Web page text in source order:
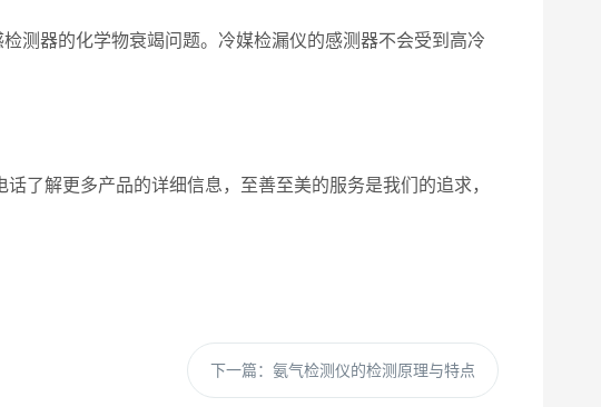
器的化学物衰竭问题。冷媒检漏仪的感测器不会受到高冷
解更多产品的详细信息，至善至美的服务是我们的追求，
下一篇： 氨气检测仪的检测原理与特点